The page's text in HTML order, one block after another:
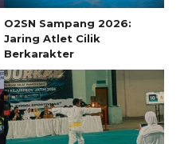
O2SN Sampang 2026:
Jaring Atlet Cilik
Berkarakter